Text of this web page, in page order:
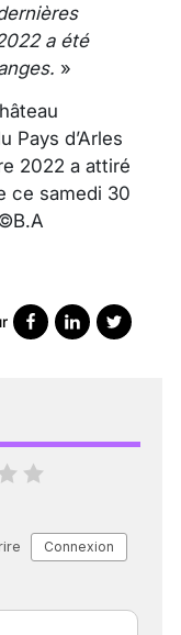
a été
»
Pays d’Arles
2022 a attiré
ce samedi 30
IMAGES